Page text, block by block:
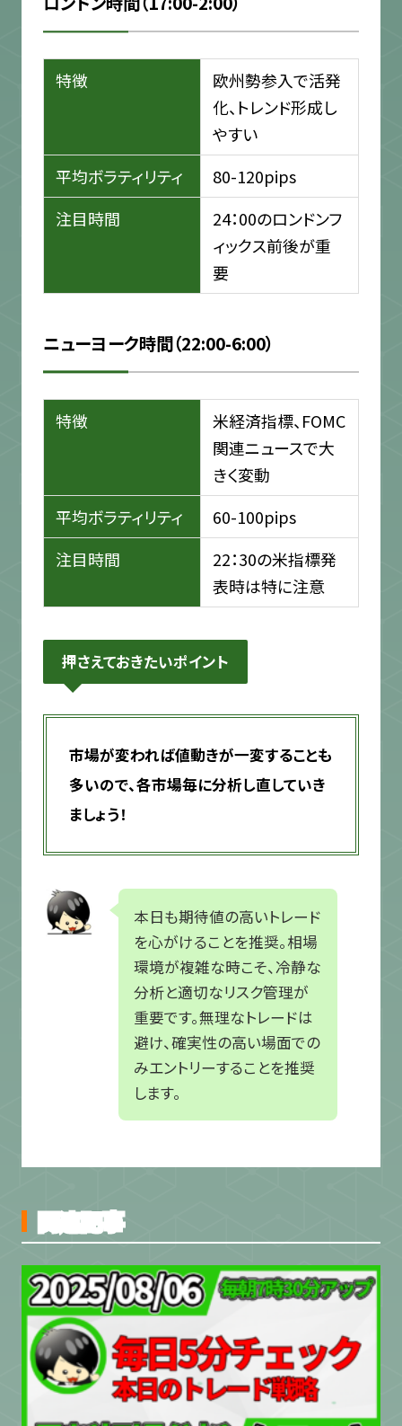
特徴
欧州勢参入で活発
化、トレンド形成し
やすい
平均ボラティリティ
80-120pips
注目時間
24：00のロンドンフ
ィックス前後が重
要
ニューヨーク時間（22:00-6:00）
特徴
米経済指標、FOMC
関連ニュースで大
きく変動
平均ボラティリティ
60-100pips
注目時間
22：30の米指標発
表時は特に注意
押さえておきたいポイント
市場が変われば値動きが一変することも
多いので、各市場毎に分析し直していき
ましょう！
本日も期待値の高いトレード
を心がけることを推奨。相場
環境が複雑な時こそ、冷静な
分析と適切なリスク管理が
重要です。無理なトレードは
避け、確実性の高い場面での
みエントリーすることを推奨
します。
関連記事